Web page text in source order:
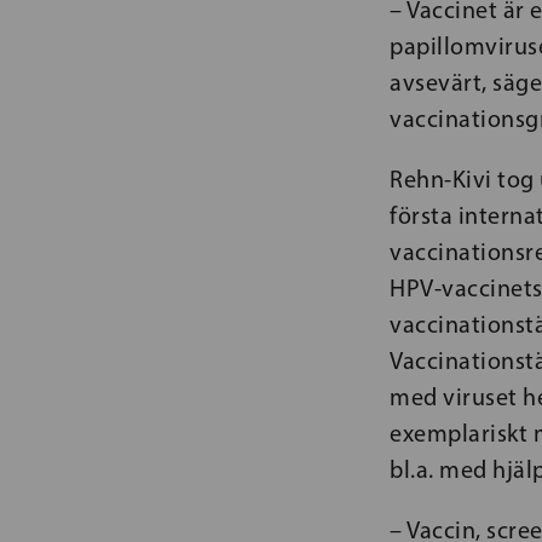
– Vaccinet är
avsevärt,
Rehn-Kivi
första
HPV-
med viruset
exemplariskt
bl.a. med
– Vaccin,